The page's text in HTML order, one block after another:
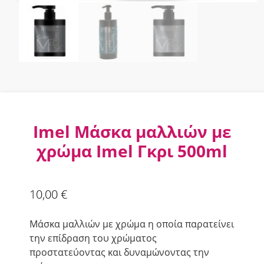
Imel Μάσκα μαλλιών με
χρώμα Imel Γκρι 500ml
10,00€
Μάσκα μαλλιών με χρώμα η οποία παρατείνει
την επίδραση του χρώματος
προστατεύοντας και δυναμώνοντας την